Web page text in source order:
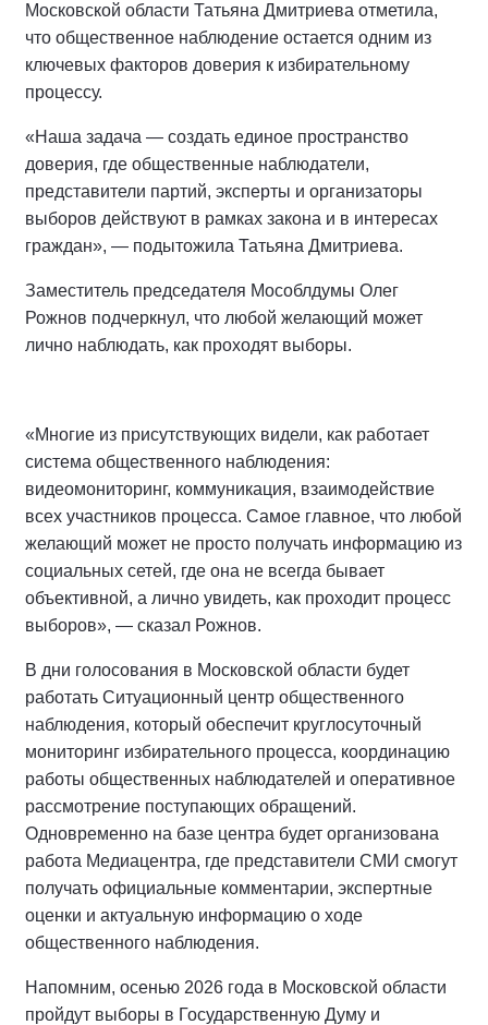
Московской области Татьяна Дмитриева отметила,
что общественное наблюдение остается одним из
ключевых факторов доверия к избирательному
процессу.
«Наша задача — создать единое пространство
доверия, где общественные наблюдатели,
представители партий, эксперты и организаторы
выборов действуют в рамках закона и в интересах
граждан», — подытожила Татьяна Дмитриева.
Заместитель председателя Мособлдумы Олег
Рожнов подчеркнул, что любой желающий может
лично наблюдать, как проходят выборы.
«Многие из присутствующих видели, как работает
система общественного наблюдения:
видеомониторинг, коммуникация, взаимодействие
всех участников процесса. Самое главное, что любой
желающий может не просто получать информацию из
социальных сетей, где она не всегда бывает
объективной, а лично увидеть, как проходит процесс
выборов», — сказал Рожнов.
В дни голосования в Московской области будет
работать Ситуационный центр общественного
наблюдения, который обеспечит круглосуточный
мониторинг избирательного процесса, координацию
работы общественных наблюдателей и оперативное
рассмотрение поступающих обращений.
Одновременно на базе центра будет организована
работа Медиацентра, где представители СМИ смогут
получать официальные комментарии, экспертные
оценки и актуальную информацию о ходе
общественного наблюдения.
Напомним, осенью 2026 года в Московской области
пройдут выборы в Государственную Думу и